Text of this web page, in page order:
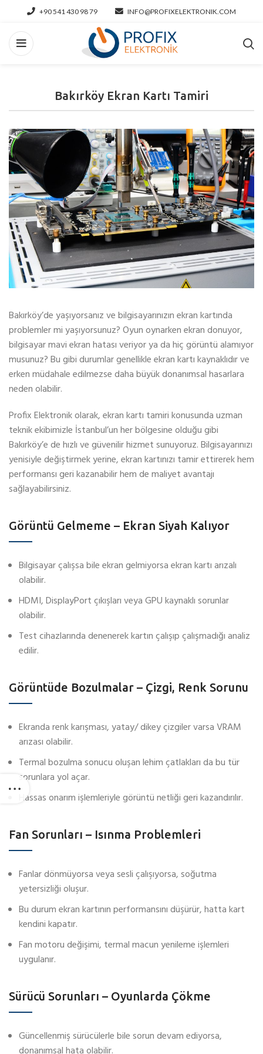
+90 541 430 98 79 INFO@PROFIXELEKTRONIK.COM
Bakırköy Ekran Kartı Tamiri
Bakırköy’de yaşıyorsanız ve bilgisayarınızın ekran kartında
problemler mi yaşıyorsunuz? Oyun oynarken ekran donuyor,
bilgisayar mavi ekran hatası veriyor ya da hiç görüntü alamıyor
musunuz? Bu gibi durumlar genellikle ekran kartı kaynaklıdır ve
erken müdahale edilmezse daha büyük donanımsal hasarlara
neden olabilir.
Profix Elektronik olarak, ekran kartı tamiri konusunda uzman
teknik ekibimizle İstanbul’un her bölgesine olduğu gibi
Bakırköy’e de hızlı ve güvenilir hizmet sunuyoruz. Bilgisayarınızı
yenisiyle değiştirmek yerine, ekran kartınızı tamir ettirerek hem
performansı geri kazanabilir hem de maliyet avantajı
sağlayabilirsiniz.
Görüntü Gelmeme – Ekran Siyah Kalıyor
Bilgisayar çalışsa bile ekran gelmiyorsa ekran kartı arızalı
olabilir.
HDMI, DisplayPort çıkışları veya GPU kaynaklı sorunlar
olabilir.
Test cihazlarında denenerek kartın çalışıp çalışmadığı analiz
edilir.
Görüntüde Bozulmalar – Çizgi, Renk Sorunu
Ekranda renk karışması, yatay/ dikey çizgiler varsa VRAM
arızası olabilir.
Termal bozulma sonucu oluşan lehim çatlakları da bu tür
sorunlara yol açar.
Hassas onarım işlemleriyle görüntü netliği geri kazandırılır.
Fan Sorunları – Isınma Problemleri
Fanlar dönmüyorsa veya sesli çalışıyorsa, soğutma
yetersizliği oluşur.
Bu durum ekran kartının performansını düşürür, hatta kart
kendini kapatır.
Fan motoru değişimi, termal macun yenileme işlemleri
uygulanır.
Sürücü Sorunları – Oyunlarda Çökme
Güncellenmiş sürücülerle bile sorun devam ediyorsa,